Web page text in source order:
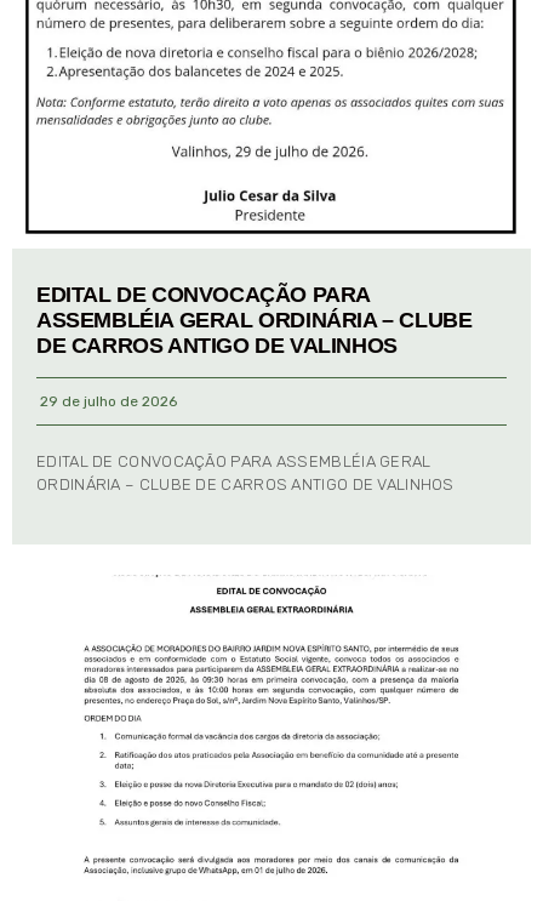
EDITAL DE CONVOCAÇÃO PARA
ASSEMBLÉIA GERAL ORDINÁRIA – CLUBE
DE CARROS ANTIGO DE VALINHOS
29 de julho de 2026
EDITAL DE CONVOCAÇÃO PARA ASSEMBLÉIA GERAL
ORDINÁRIA – CLUBE DE CARROS ANTIGO DE VALINHOS